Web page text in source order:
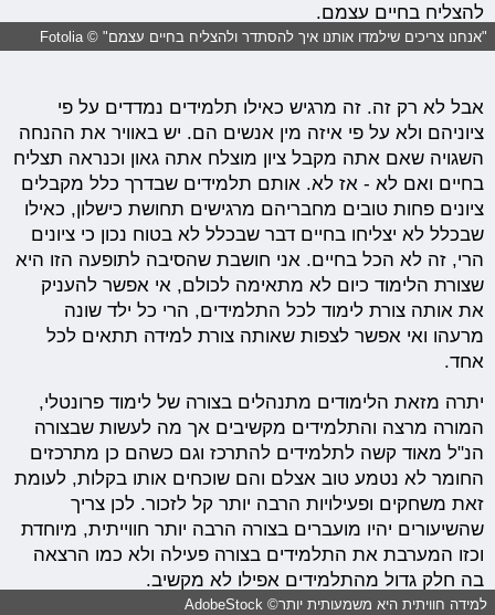
להצליח בחיים עצמם.
"אנחנו צריכים שילמדו אותנו איך להסתדר ולהצליח בחיים עצמם" © Fotolia
אבל לא רק זה. זה מרגיש כאילו תלמידים נמדדים על פי
ציוניהם ולא על פי איזה מין אנשים הם. יש באוויר את ההנחה
השגויה שאם אתה מקבל ציון מוצלח אתה גאון וכנראה תצליח
בחיים ואם לא - אז לא. אותם תלמידים שבדרך כלל מקבלים
ציונים פחות טובים מחבריהם מרגישים תחושת כישלון, כאילו
שבכלל לא יצליחו בחיים דבר שבכלל לא בטוח נכון כי ציונים
הרי, זה לא הכל בחיים. אני חושבת שהסיבה לתופעה הזו היא
שצורת הלימוד כיום לא מתאימה לכולם, אי אפשר להעניק
את אותה צורת לימוד לכל התלמידים, הרי כל ילד שונה
מרעהו ואי אפשר לצפות שאותה צורת למידה תתאים לכל
אחד.
יתרה מזאת הלימודים מתנהלים בצורה של לימוד פרונטלי,
המורה מרצה והתלמידים מקשיבים אך מה לעשות שבצורה
הנ"ל מאוד קשה לתלמידים להתרכז וגם כשהם כן מתרכזים
החומר לא נטמע טוב אצלם והם שוכחים אותו בקלות, לעומת
זאת משחקים ופעילויות הרבה יותר קל לזכור. לכן צריך
שהשיעורים יהיו מועברים בצורה הרבה יותר חווייתית, מיוחדת
וכזו המערבת את התלמידים בצורה פעילה ולא כמו הרצאה
בה חלק גדול מהתלמידים אפילו לא מקשיב.
למידה חוויתית היא משמעותית יותר© AdobeStock